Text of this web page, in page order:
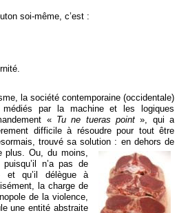
soi-même, c’est :
la société contemporaine (occidentale)
médiés par la machine et les logiques
« Tu ne tueras point », qui a
difficile à résoudre pour tout être
trouvé sa solution : en dehors de
plus. Ou,du moins,
n’a pas de
et qu’il délègue à
la charge de
de la violence,
une entité abstraite